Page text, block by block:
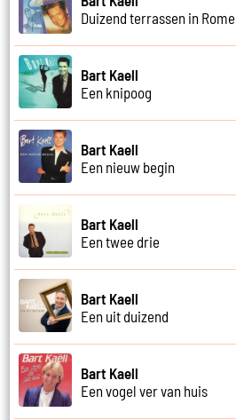
Duizend terrassen in Rome
Bart Kaell
Een knipoog
Bart Kaell
Een nieuw begin
Bart Kaell
Een twee drie
Bart Kaell
Een uit duizend
Bart Kaell
Een vogel ver van huis